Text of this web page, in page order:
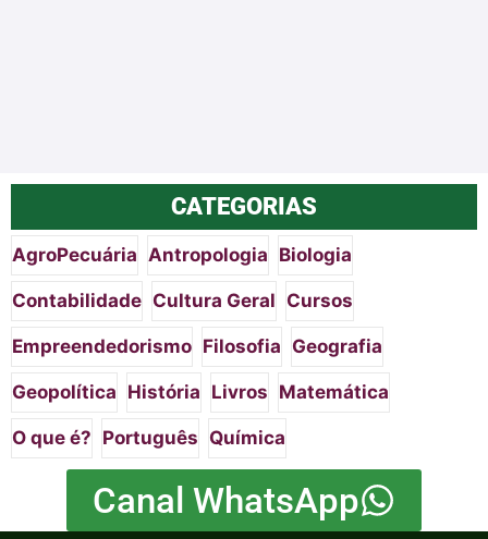
CATEGORIAS
AgroPecuária Antropologia Biologia
Contabilidade Cultura Geral Cursos
Empreendedorismo Filosofia Geografia
Geopolítica História Livros Matemática
O que é? Português Química
Canal WhatsApp